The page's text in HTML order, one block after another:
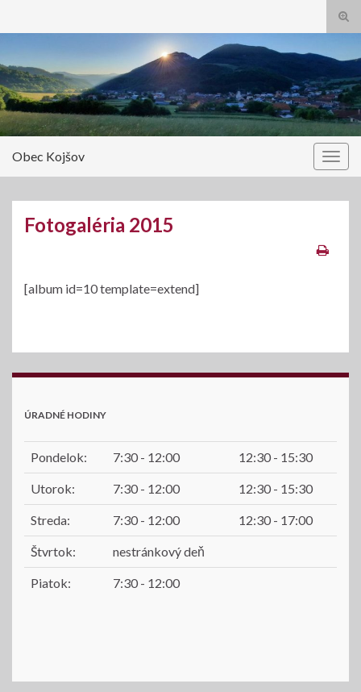
Obec Kojšov
Fotogaléria 2015
[album id=10 template=extend]
ÚRADNÉ HODINY
Pondelok: 7:30 - 12:00 12:30 - 15:30
Utorok: 7:30 - 12:00 12:30 - 15:30
Streda: 7:30 - 12:00 12:30 - 17:00
Štvrtok: nestránkový deň
Piatok: 7:30 - 12:00